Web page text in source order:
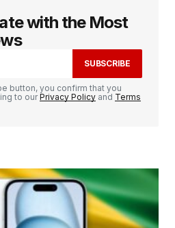
ne sera pas publiée. Les
sont indiqués avec
with the Most
SUBSCRIBE
button, you confirm that you
to ourPrivacy Policy and Terms